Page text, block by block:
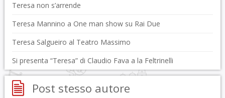
Teresa non s’arrende
Teresa Mannino a One man show su Rai Due
Teresa Salgueiro al Teatro Massimo
Si presenta “Teresa” di Claudio Fava a la Feltrinelli
Post stesso autore